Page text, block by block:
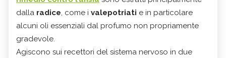
dalla radice, come i valepotriati e in particolare
alcuni oli essenziali dal profumo non propriamente
gradevole.
Agiscono sui recettori del sistema nervoso in due